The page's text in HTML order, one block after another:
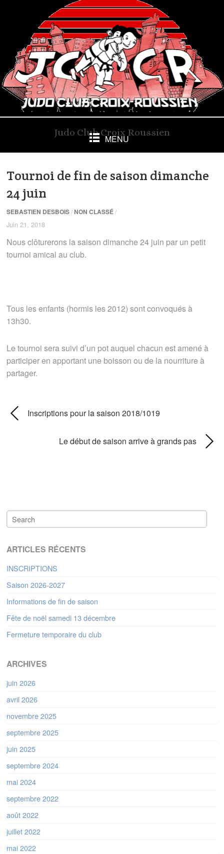
Judo Club Croix Roussien
MENU
Tournoi de fin de saison dimanche
24 juin
SEBASTIEN DESBOIS / NON CLASSÉ /
Juin 21, 2018
Nous clôturerons la saison dimanche 24 juin par un petit
tournoi amical au club.
Tous les enfants (hormis les 2012) sont convoqués à
13h30.
Le tournoi sera suivi d’un pot auquel chacun est amené à
participer en apportant une boisson ou de la nourriture à
partager.
Inscriptions pour la saison 2018/1019
Le début de saison arrive à grands pas
ARTICLES RÉCENTS
INSCRIPTIONS
Saison 2026-2027
Informations de fin de saison
Fête de noël samedi 13 décembre
Fermeture temporaire du club
ARCHIVES
juin 2026
avril 2026
novembre 2025
septembre 2025
juin 2025
septembre 2024
mai 2024
septembre 2022
août 2022
juillet 2022
mai 2022